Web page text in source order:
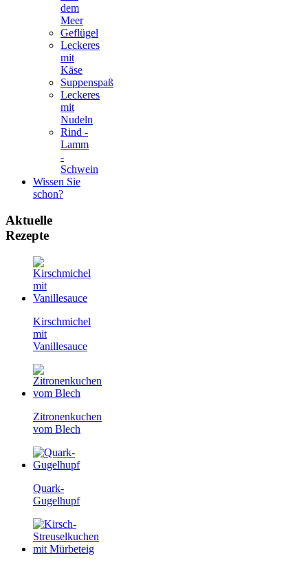
dem
Meer
Geflügel
Leckeres
mit
Käse
Suppenspaß
Leckeres
mit
Nudeln
Rind -
Lamm
-
Schwein
Wissen Sie
schon?
Aktuelle
Rezepte
Kirschmichel
mit
Vanillesauce
Zitronenkuchen
vom Blech
Quark-
Gugelhupf